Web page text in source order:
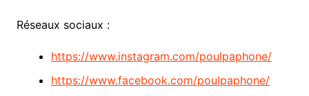
Réseaux sociaux :
https://www.instagram.com/poulpaphone/
https://www.facebook.com/poulpaphone/